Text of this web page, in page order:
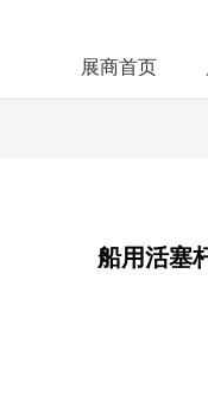
展商首页
船用活塞